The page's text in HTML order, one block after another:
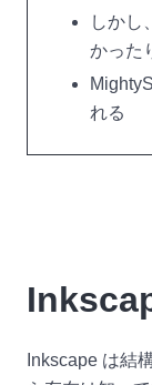
しかし
かった
れる
Inkscape は結